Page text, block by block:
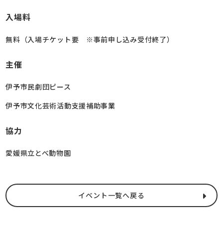
入場料
無料（入場チケット要 ※事前申し込み受付終了）
主催
伊予市民劇団ピース
伊予市文化芸術活動支援補助事業
協力
愛媛県立とべ動物園
イベント一覧へ戻る